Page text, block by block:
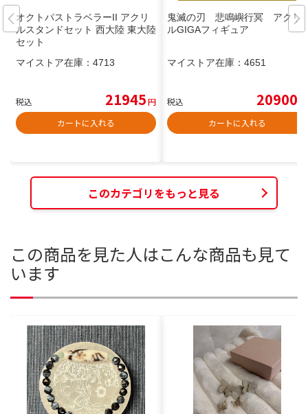
オクトパストラベラーII アクリ
ルスタンドセット 西大陸 東大陸
セット
マイストア在庫： 4713
税込 21945円
カートに入れる
鬼滅の刃 悲鳴嶼行冥 アクリ
ルGIGAフィギュア
マイストア在庫： 4651
税込 20900
カートに入れる
このカテゴリをもっと見る
この商品を見た人はこんな商品も見て
います